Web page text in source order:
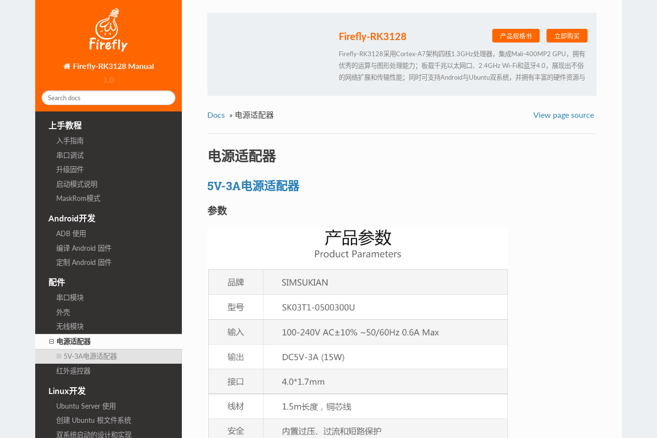
Firefly-RK3128 Manual
1.0
上手教程
入手指南
串口调试
升级固件
启动模式说明
MaskRom模式
Android开发
ADB 使用
编译 Android 固件
定制 Android 固件
配件
串口模块
外壳
无线模块
电源适配器
5V-3A电源适配器
红外遥控器
Linux开发
Ubuntu Server 使用
创建 Ubuntu 根文件系统
双系统启动的设计和实现
Firefly-RK3128 产品规格书 立即购买
Firefly-RK3128采用Cortex-A7架构四核1.3GHz处理器，集成Mali-400MP2 GPU，拥有
优秀的运算与图形处理能力；板载千兆以太网口、2.4GHz Wi-Fi和蓝牙4.0，展现出不俗
的网络扩展和传输性能；同时可支持Android与Ubuntu双系统，并拥有丰富的硬件资源与
Docs » 电源适配器 View page source
电源适配器
5V-3A电源适配器
参数